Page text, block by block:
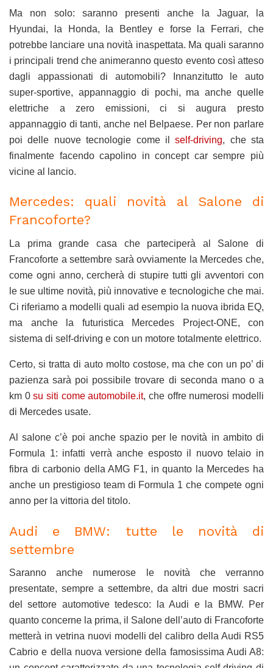
Ma non solo: saranno presenti anche la Jaguar, la
Hyundai, la Honda, la Bentley e forse la Ferrari, che
potrebbe lanciare una novità inaspettata. Ma quali saranno
i principali trend che animeranno questo evento così atteso
dagli appassionati di automobili? Innanzitutto le auto
super-sportive, appannaggio di pochi, ma anche quelle
elettriche a zero emissioni, ci si augura presto
appannaggio di tanti, anche nel Belpaese. Per non parlare
poi delle nuove tecnologie come ilself-driving, che sta
finalmente facendo capolino in concept car sempre più
vicine al lancio.
Mercedes: quali novità al Salone di
Francoforte?
La prima grande casa che parteciperà al Salone di
Francoforte a settembre sarà ovviamente la Mercedes che,
come ogni anno, cercherà di stupire tutti gli avventori con
le sue ultime novità, più innovative e tecnologiche che mai.
Ci riferiamo a modelli quali ad esempio la nuova ibrida EQ,
ma anche la futuristica Mercedes Project-ONE, con
sistema di self-driving e con un motore totalmente elettrico.
Certo, si tratta di auto molto costose, ma che con un po’ di
pazienza sarà poi possibile trovare di seconda mano o a
km 0su siti come automobile.it, che offre numerosi modelli
di Mercedes usate.
Al salone c’è poi anche spazio per le novità in ambito di
Formula 1: infatti verrà anche esposto il nuovo telaio in
fibra di carbonio della AMG F1, in quanto la Mercedes ha
anche un prestigioso team di Formula 1 che compete ogni
anno per la vittoria del titolo.
Audi e BMW: tutte le novità di
settembre
Saranno anche numerose le novità che verranno
presentate, sempre a settembre, da altri due mostri sacri
del settore automotive tedesco: la Audi e la BMW. Per
quanto concerne la prima, il Salone dell’auto di Francoforte
metterà in vetrina nuovi modelli del calibro della Audi RS5
Cabrio e della nuova versione della famosissima Audi A8: